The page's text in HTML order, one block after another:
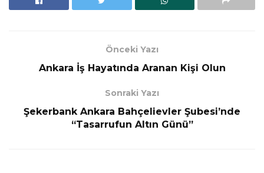
Önceki Yazı
Ankara İş Hayatında Aranan Kişi Olun
Sonraki Yazı
Şekerbank Ankara Bahçelievler Şubesi’nde
“Tasarrufun Altın Günü”